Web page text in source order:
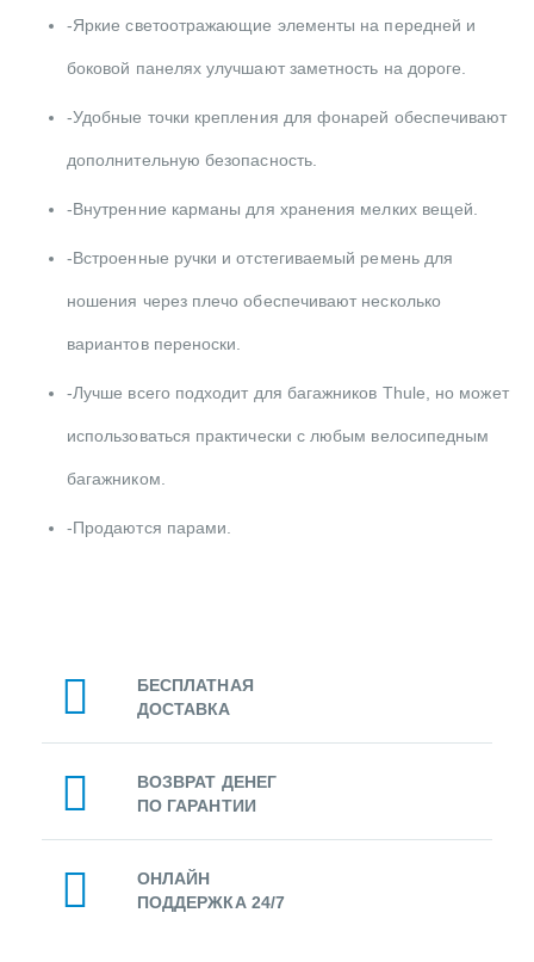
-Яркие светоотражающие элементы на передней и
боковой панелях улучшают заметность на дороге.
-Удобные точки крепления для фонарей обеспечивают
дополнительную безопасность.
-Внутренние карманы для хранения мелких вещей.
-Встроенные ручки и отстегиваемый ремень для
ношения через плечо обеспечивают несколько
вариантов переноски.
-Лучше всего подходит для багажников Thule, но может
использоваться практически с любым велосипедным
багажником.
-Продаются парами.
БЕСПЛАТНАЯ
ДОСТАВКА
ВОЗВРАТ ДЕНЕГ
ПО ГАРАНТИИ
ОНЛАЙН
ПОДДЕРЖКА 24/7